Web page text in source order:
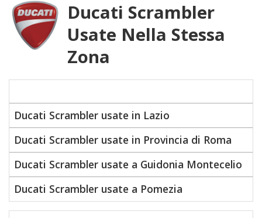
Ducati Scrambler
Usate Nella Stessa
Zona
Ducati Scrambler usate in Lazio
Ducati Scrambler usate in Provincia di Roma
Ducati Scrambler usate a Guidonia Montecelio
Ducati Scrambler usate a Pomezia